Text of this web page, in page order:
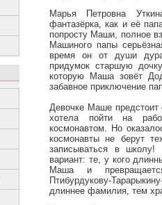
Марья Петровна
фантазёрка, как и её
попросту Маши, полное
Машиного папы
время он от души
придумок старшую
которую Маша зовёт
забавное приключение
Девочке Маше предстоит
хотела пойти на
космонавтом. Но
космонавты не берут
записываться в
вариант: те, у кого
Маша и
Птибурдукову-
длиннее фамилия, тем